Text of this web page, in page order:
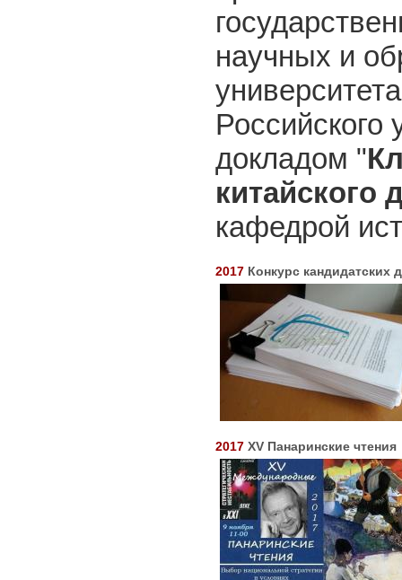
научных и
Российского
докладом "
китайского
кафедрой
2017 Конкурс кандидатских
2017 XV Панаринские чтения